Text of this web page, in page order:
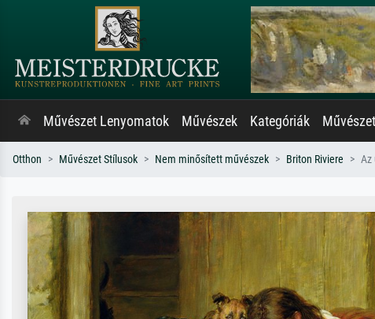
Művészet Lenyomatok Művészek Kategóriák
Otthon Művészet Stílusok Nem minősített művészek Briton Riviere Az